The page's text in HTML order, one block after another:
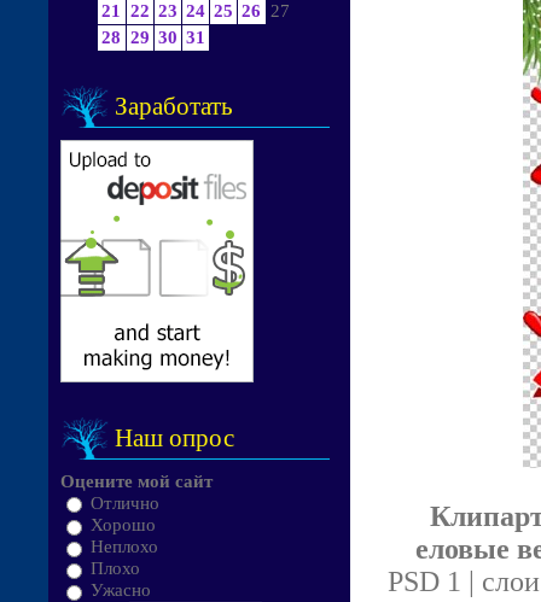
21
22 23 24 25 26
27
28 29 30 31
Заработать
Наш опрос
Оцените мой сайт
Отлично
Хорошо
Неплохо
Плохо
Ужасно
еловые
PSD 1 |